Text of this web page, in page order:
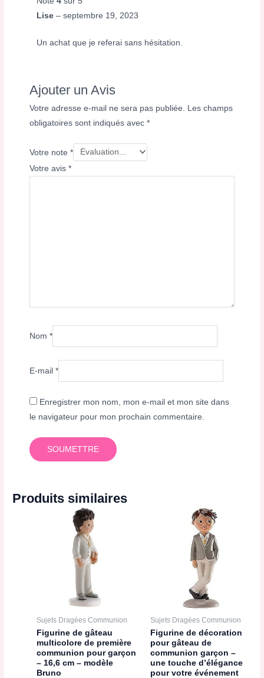
Lise– septembre 19, 2023
Un achat que je referai sans hésitation.
Ajouter un Avis
Votre adresse e-mail ne sera pas publiée.
Les champs
obligatoires sont indiqués avec*
Votre note*
Votre avis*
Nom*
E-mail*
Enregistrer mon nom, mon e-mail et mon site dans
le navigateur pour mon prochain commentaire.
Produits similaires
Sujets Dragées Communion
Figurine de gâteau
multicolore de première
communion pour garçon
– 16,6 cm – modèle
Bruno
Sujets Dragées Communion
Figurine de décoration
pour gâteau de
communion garçon –
une touche d’élégance
pour votre événement